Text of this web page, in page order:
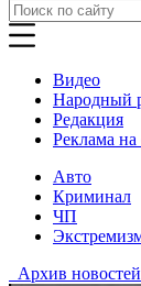
Видео
Народный
Редакция
Реклама на
Авто
Криминал
ЧП
Архив новостей